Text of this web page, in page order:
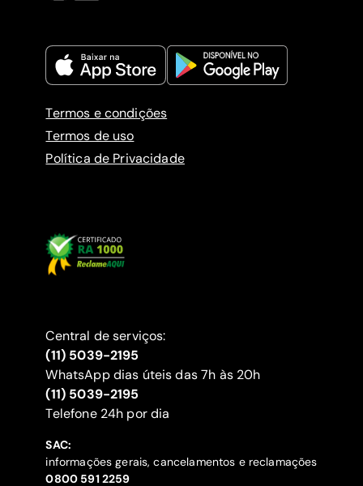
Termos e condições
Termos de uso
Política de Privacidade
Central de serviços:
(11) 5039-2195
WhatsApp dias úteis das 7h às 20h
(11) 5039-2195
‍Telefone 24h por dia
SAC:
informações gerais, cancelamentos e reclamações
‍0800 591 2259